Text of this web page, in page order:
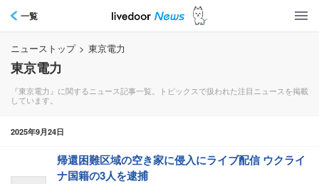
一覧
ニューストップ > 東京電力
東京電力
『東京電力』に関するニュース記事一覧。トピックスで扱われた注目ニュースを掲載
しています。
2025年9月24日
帰還困難区域の空き家に侵入にライブ配信 ウクライ
ナ国籍の3人を逮捕